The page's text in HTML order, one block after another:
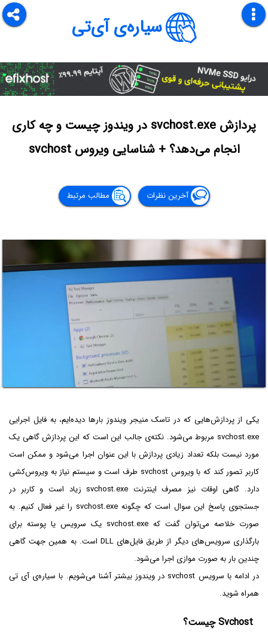
سیاره‌ی آی‌تی
پردازش svchost.exe در ویندوز چیست و چه کاری
انجام می‌دهد؟ + شناسایی ویروس svchost
آخرین نظرات مطالب مرتبط
یکی از پردازش‌هایی که در تاسک منیجر ویندوز بارها دیده‌ایم، به فایل اجرایی
svchost.exe مربوط می‌شود. نکته‌ی جالب این است که این پردازش گاهی یک
مورد نیست بلکه تعداد زیادی پردازش با این عنوان اجرا می‌شود و ممکن است
کاربر تصور کند که با ویروس svchost طرف است و سیستم نیاز به ویروس‌کشی
دارد. گاهی اوقات نیز مصرف اینترنت svchost.exe زیاد است و کاربر در
جستجوی پاسخ این سوال است که چگونه svchost.exe را غیر فعال کنیم. به
صورت خلاصه می‌توان گفت که svchost.exe یک سرویس یا پوسته برای
بارگذاری سرویس‌های دیگر از طریق فایل‌های DLL است. به همین جهت گاهی
چندین بار به صورت موازی اجرا می‌شود.
در ادامه با سرویس svchost در ویندوز بیشتر آشنا می‌شویم. با سیاره‌ی آی تی
همراه شوید.
Svchost چیست؟